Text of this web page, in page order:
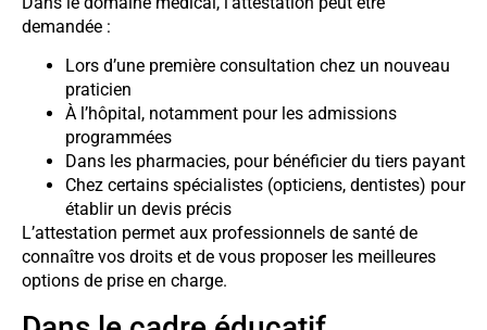
demandée :
Lors d’une première consultation chez un nouveau
praticien
À l’hôpital, notamment pour les admissions
programmées
Dans les pharmacies, pour bénéficier du tiers payant
Chez certains spécialistes (opticiens, dentistes) pour
établir un devis précis
L’attestation permet aux professionnels de santé de
connaître vos droits et de vous proposer les meilleures
options de prise en charge.